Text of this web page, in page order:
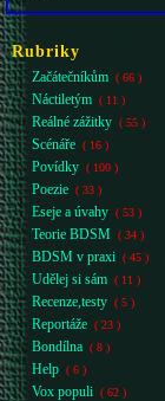
Rubriky
Začátečníkům ( 66 )
Náctiletým ( 11 )
Reálné zážitky ( 55 )
Scénáře ( 16 )
Povídky ( 100 )
Poezie ( 33 )
Eseje a úvahy ( 53 )
Teorie BDSM ( 34 )
BDSM v praxi ( 45 )
Udělej si sám ( 11 )
Recenze,testy ( 5 )
Reportáže ( 23 )
Bondílna ( 8 )
Help ( 6 )
Vox populi ( 62 )